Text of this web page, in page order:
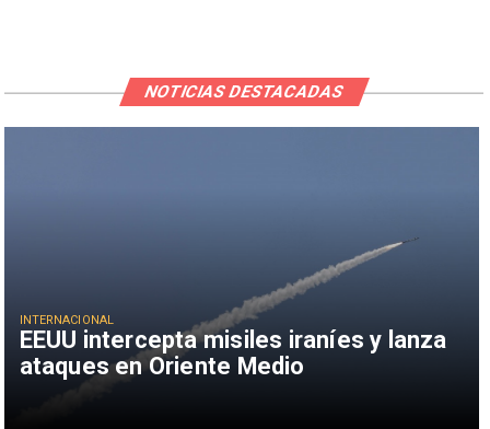
EEUU intercepta misiles iraníes y lanza
ataques en Oriente Medio
INTERNACIONAL
NOTICIAS DESTACADAS